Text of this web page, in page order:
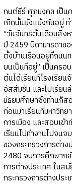
กนต์ธีร์ ศุภมงคล เป็น
เกิดนั้นยังแย้งกันอยู่ ท่
“วันจันทร์ต้นเดือนสิง
ปี 2459 บิดามารดา
ตั้งบ้านเรือนอยู่ที่ถนน
บนเป็นที่อยู่” เป็นครอ
ต้นได้เรียนที่โรงเรีย
อัสสัมชัน และไปเรียน
มัธยมศึกษาซึ่งท่านก็ส
ก่อนมาเรียนที่มหาวิท
การเมือง และสอบเข้
เรียนไปทำงานไปจน
ของกระทรวงการต่า
2480 จบการศึกษากลั
การต่างประเทศ ในส
กระทรวงการต่างประ